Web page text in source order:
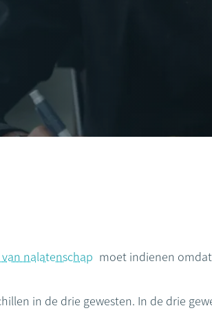
nalatenschap moet indienen
in de drie gewesten. In de drie